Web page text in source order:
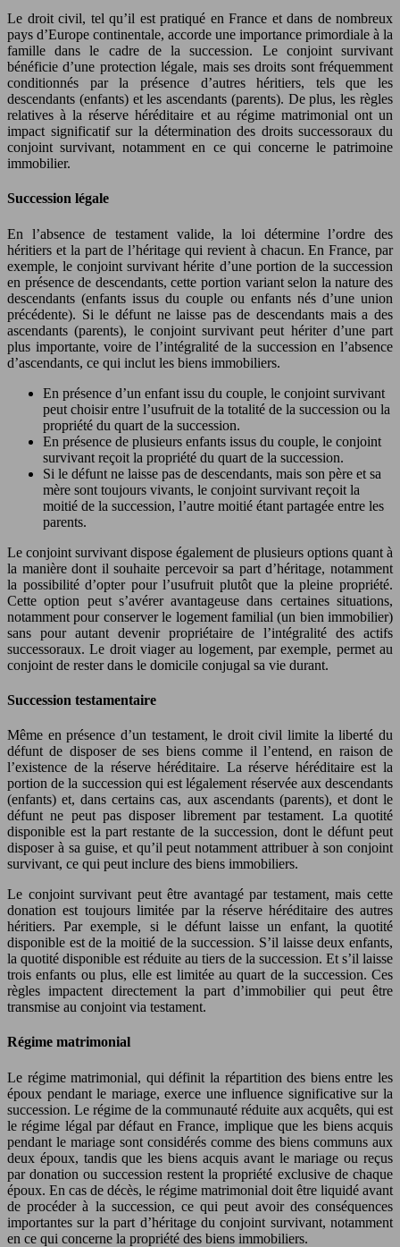
Le droit civil, tel qu’il est pratiqué en France et dans de nombreux
pays d’Europe continentale, accorde une importance primordiale à la
famille dans le cadre de la succession. Le conjoint survivant
bénéficie d’une protection légale, mais ses droits sont fréquemment
conditionnés par la présence d’autres héritiers, tels que les
descendants (enfants) et les ascendants (parents). De plus, les règles
relatives à la réserve héréditaire et au régime matrimonial ont un
impact significatif sur la détermination des droits successoraux du
conjoint survivant, notamment en ce qui concerne le patrimoine
immobilier.
Succession légale
En l’absence de testament valide, la loi détermine l’ordre des
héritiers et la part de l’héritage qui revient à chacun. En France, par
exemple, le conjoint survivant hérite d’une portion de la succession
en présence de descendants, cette portion variant selon la nature des
descendants (enfants issus du couple ou enfants nés d’une union
précédente). Si le défunt ne laisse pas de descendants mais a des
ascendants (parents), le conjoint survivant peut hériter d’une part
plus importante, voire de l’intégralité de la succession en l’absence
d’ascendants, ce qui inclut les biens immobiliers.
En présence d’un enfant issu du couple, le conjoint survivant
peut choisir entre l’usufruit de la totalité de la succession ou la
propriété du quart de la succession.
En présence de plusieurs enfants issus du couple, le conjoint
survivant reçoit la propriété du quart de la succession.
Si le défunt ne laisse pas de descendants, mais son père et sa
mère sont toujours vivants, le conjoint survivant reçoit la
moitié de la succession, l’autre moitié étant partagée entre les
parents.
Le conjoint survivant dispose également de plusieurs options quant à
la manière dont il souhaite percevoir sa part d’héritage, notamment
la possibilité d’opter pour l’usufruit plutôt que la pleine propriété.
Cette option peut s’avérer avantageuse dans certaines situations,
notamment pour conserver le logement familial (un bien immobilier)
sans pour autant devenir propriétaire de l’intégralité des actifs
successoraux. Le droit viager au logement, par exemple, permet au
conjoint de rester dans le domicile conjugal sa vie durant.
Succession testamentaire
Même en présence d’un testament, le droit civil limite la liberté du
défunt de disposer de ses biens comme il l’entend, en raison de
l’existence de la réserve héréditaire. La réserve héréditaire est la
portion de la succession qui est légalement réservée aux descendants
(enfants) et, dans certains cas, aux ascendants (parents), et dont le
défunt ne peut pas disposer librement par testament. La quotité
disponible est la part restante de la succession, dont le défunt peut
disposer à sa guise, et qu’il peut notamment attribuer à son conjoint
survivant, ce qui peut inclure des biens immobiliers.
Le conjoint survivant peut être avantagé par testament, mais cette
donation est toujours limitée par la réserve héréditaire des autres
héritiers. Par exemple, si le défunt laisse un enfant, la quotité
disponible est de la moitié de la succession. S’il laisse deux enfants,
la quotité disponible est réduite au tiers de la succession. Et s’il laisse
trois enfants ou plus, elle est limitée au quart de la succession. Ces
règles impactent directement la part d’immobilier qui peut être
transmise au conjoint via testament.
Régime matrimonial
Le régime matrimonial, qui définit la répartition des biens entre les
époux pendant le mariage, exerce une influence significative sur la
succession. Le régime de la communauté réduite aux acquêts, qui est
le régime légal par défaut en France, implique que les biens acquis
pendant le mariage sont considérés comme des biens communs aux
deux époux, tandis que les biens acquis avant le mariage ou reçus
par donation ou succession restent la propriété exclusive de chaque
époux. En cas de décès, le régime matrimonial doit être liquidé avant
de procéder à la succession, ce qui peut avoir des conséquences
importantes sur la part d’héritage du conjoint survivant, notamment
en ce qui concerne la propriété des biens immobiliers.